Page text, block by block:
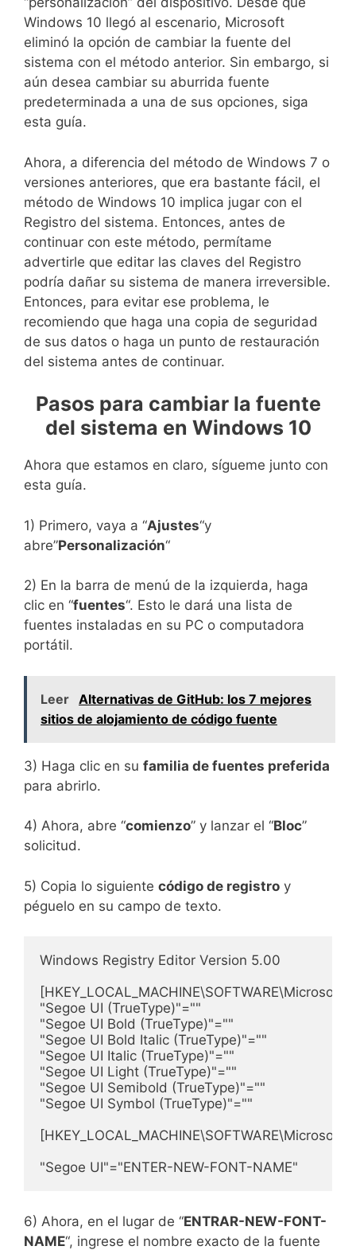
Windows 10 llegó al escenario, Microsoft
eliminó la opción de cambiar la fuente del
sistema con el método anterior. Sin embargo, si
aún desea cambiar su aburrida fuente
predeterminada a una de sus opciones, siga
esta guía.
Ahora, a diferencia del método de Windows 7 o
versiones anteriores, que era bastante fácil, el
método de Windows 10 implica jugar con el
Registro del sistema. Entonces, antes de
continuar con este método, permítame
advertirle que editar las claves del Registro
podría dañar su sistema de manera irreversible.
Entonces, para evitar ese problema, le
recomiendo que haga una copia de seguridad
de sus datos o haga un punto de restauración
del sistema antes de continuar.
Pasos para cambiar la fuente
del sistema en Windows 10
Ahora que estamos en claro, sígueme junto con
esta guía.
1) Primero, vaya a “Ajustes“y
abre”Personalización“
2) En la barra de menú de la izquierda, haga
clic en “fuentes“. Esto le dará una lista de
fuentes instaladas en su PC o computadora
portátil.
Leer Alternativas de GitHub: los 7 mejores
sitios de alojamiento de código fuente
3) Haga clic en su familia de fuentes preferida
para abrirlo.
4) Ahora, abre “comienzo” y lanzar el “Bloc”
solicitud.
5) Copia lo siguiente código de registro y
péguelo en su campo de texto.
Windows Registry Editor Version 5.00
"Segoe UI (TrueType)"=""
"Segoe UI Bold (TrueType)"=""
"Segoe UI Bold Italic (TrueType)"=""
"Segoe UI Italic (TrueType)"=""
"Segoe UI Light (TrueType)"=""
"Segoe UI Semibold (TrueType)"=""
"Segoe UI Symbol (TrueType)"=""
"Segoe UI"="ENTER-NEW-FONT-NAME"
6) Ahora, en el lugar de “ENTRAR-NEW-FONT-
NAME“, ingrese el nombre exacto de la fuente